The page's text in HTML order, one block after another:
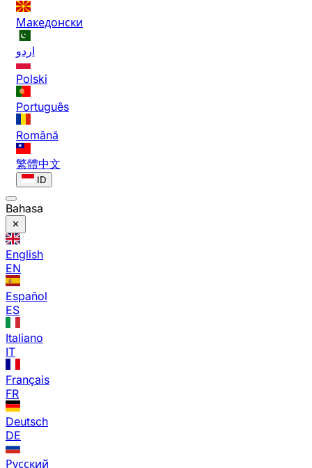
Македонски
اردو
Polski
Português
Română
繁體中文
ID
Bahasa
English
EN
Español
ES
Italiano
IT
Français
FR
Deutsch
DE
Русский